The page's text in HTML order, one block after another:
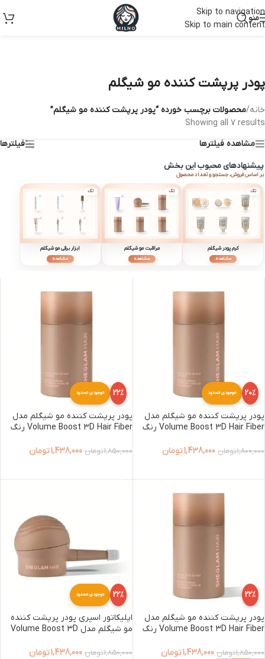
Skip to navigation
Skip to main content
منو
پودر پرپشت کننده مو شیگلم
خانه/محصولات برچسب خورده “پودر پرپشت کننده مو شیگلم”
Showing all 7 results
مشاهده فیلترها
فیلترها
پیشنهادهای محبوب این بخش
بر اساس فروش، جستجو و تعداد محصول
تگ
کرم پودر شیگلم
مشاهده
تگ
مراقبت مو شیگلم
مشاهده
تگ
ابزار برقی مو شیگلم
مشاهده
موجودی محدود 20%
پودر پرپشت کننده مو شیگلم مدل
Volume Boost 3D Hair Fiber رنگ
1,800,000تومان 1,438,000تومان
موجودی محدود 22%
پودر پرپشت کننده مو شیگلم مدل
Volume Boost 3D Hair Fiber رنگ
1,850,000تومان 1,438,000تومان
22%
پودر پرپشت کننده مو شیگلم مدل
Volume Boost 3D Hair Fiber رنگ
1,850,000تومان 1,438,000تومان
موجودی محدود 22%
اپلیکاتور اسپری پودر پرپشت کننده
مو شیگلم مدل Volume Boost 3D
1,850,000تومان 1,438,000تومان